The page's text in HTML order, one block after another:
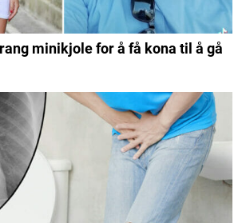
minikjole for å få kona til å gå